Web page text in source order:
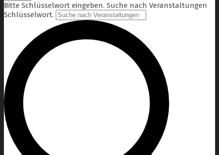
Bitte Schlüsselwort eingeben. Suche nach Veranstaltungen
Schlüsselwort.